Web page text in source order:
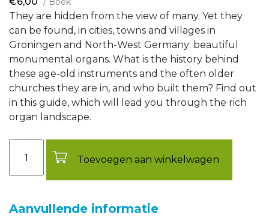
They are hidden from the view of many. Yet they
can be found, in cities, towns and villages in
Groningen and North-West Germany: beautiful
monumental organs. What is the history behind
these age-old instruments and the often older
churches they are in, and who built them? Find out
in this guide, which will lead you through the rich
organ landscape.
Toevoegen aan winkelwagen
Aanvullende informatie